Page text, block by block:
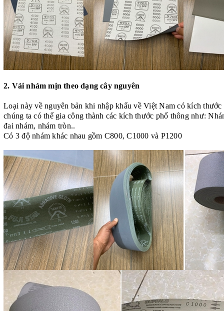
2. Vải nhám mịn theo dạng cây nguyên
Loại này về nguyên bản khi nhập khẩu về Việt Nam có kích
chúng ta có thể gia công thành các kích thước phổ thông như:
đai nhám, nhám tròn..
Có 3 độ nhám khác nhau gồm C800, C1000 và P1200